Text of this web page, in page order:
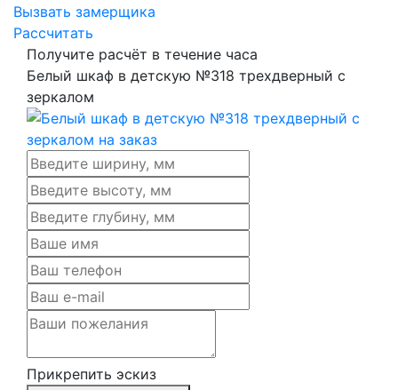
Вызвать замерщика
Рассчитать
Получите расчёт в течение часа
Белый шкаф в детскую №318 трехдверный с
зеркалом
Прикрепить эскиз